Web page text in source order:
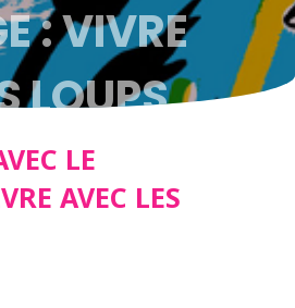
: VIVRE
LOUPS
LE
AVEC LES